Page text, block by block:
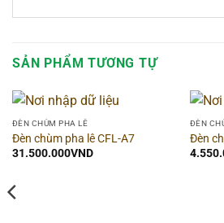
SẢN PHẨM TƯƠNG TỰ
ĐÈN CHÙM PHA LÊ
Đèn chùm pha lê CFL-A7
31.500.000VND
ĐÈN
Đèn